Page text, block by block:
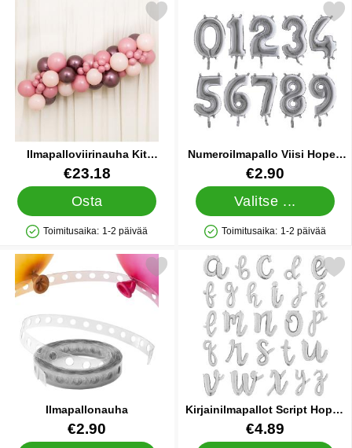
Ilmapalloviirinauha Kit
Rosewood
Tuote.nro 44727
€23.18
Osta
Saatavuus: Varastossa
Toimitusaika: 1-2 päivää
Merkitse ilmapalloviirinauha Kit Rosewood suosikiksi
Numeroilmapallo Viisi Hopea
Mini
Tuote.nro 10728
€2.90
Valitse ...
Saatavuus: Varastossa
Toimitusaika: 1-2 päivää
Merkitse numeroilmapallo
Ilmapallonauha
Tuote.nro 21211
€2.90
Merkitse ilmapallonauha suosikiksi
Kirjainilmapallot Script Hopea
H
Tuote.nro 20988
€4.89
Merkitse kirjainilmapallot